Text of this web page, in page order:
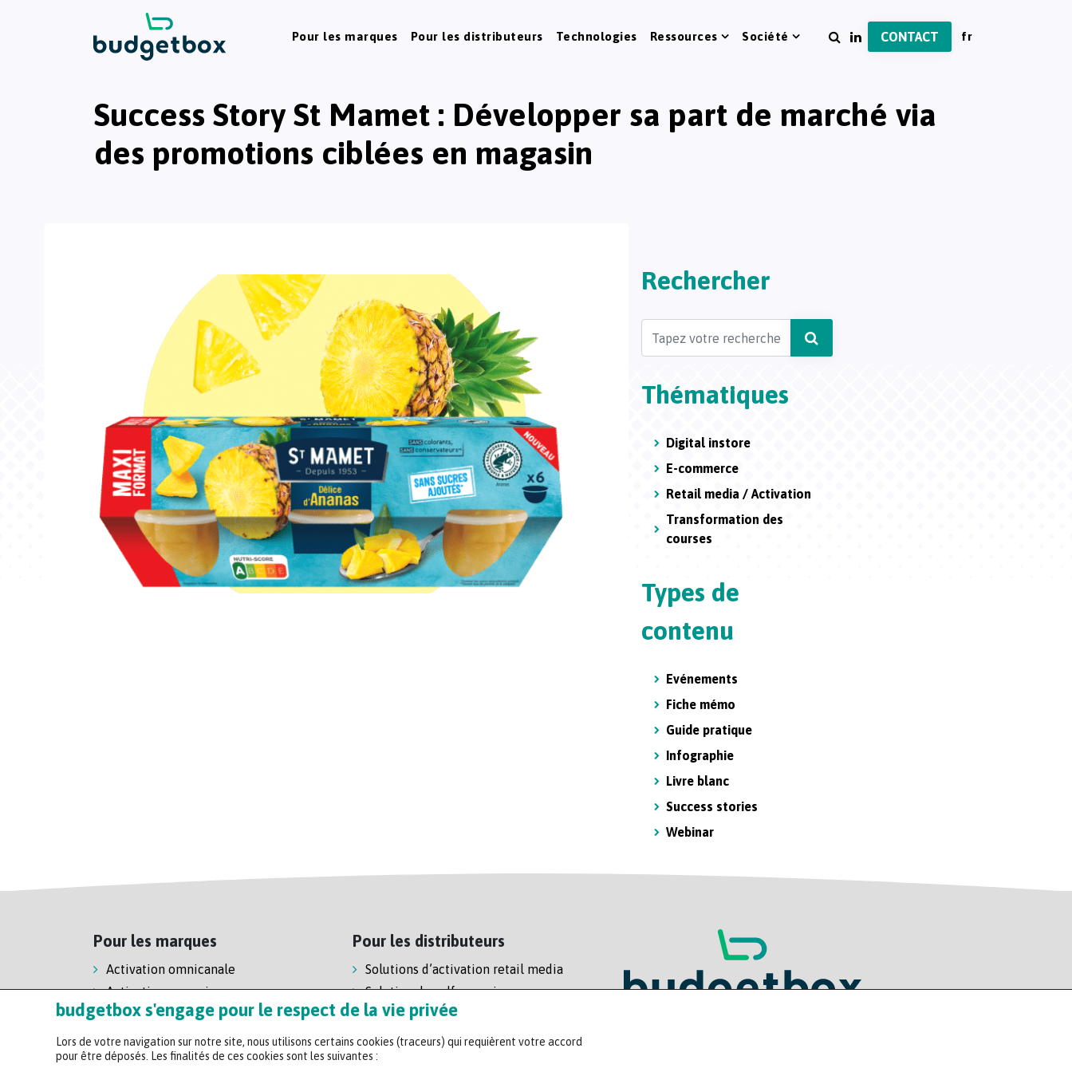
Pour les marques Pour les distributeurs Technologies Ressources Société CONTACT
Success Story St Mamet : Développer sa part de marché via
des promotions ciblées en magasin
Rechercher
Thématiques
Digital instore
E-commerce
Retail media / Activation
Transformation des
courses
Types de
contenu
Evénements
Fiche mémo
Guide pratique
Infographie
Livre blanc
Success stories
Webinar
Pour les marques
Activation omnicanale
Activation magasin
Activation e-commerce
Pour les distributeurs
Solutions d’activation retail media
Solution de self-scanning
Régie enseigne
budgetbox s'engage pour le respect de la vie privée
Lors de votre navigation sur notre site, nous utilisons certains cookies (traceurs) qui requièrent votre accord
pour être déposés. Les finalités de ces cookies sont les suivantes :